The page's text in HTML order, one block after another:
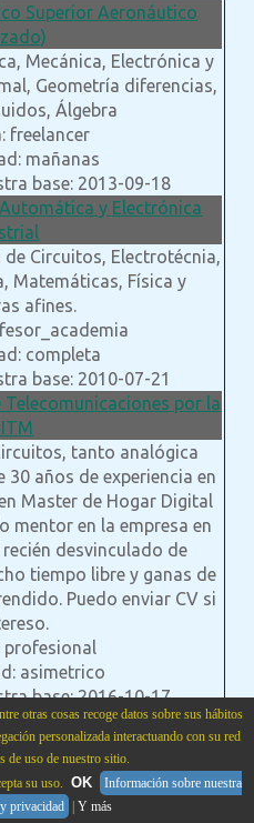
otras cosas recoge datos sobre sus hábitos
personalizada interactuando con su red
de uso de nuestro sitio.
su uso. OK
Información sobre nuestra
privacidad
Y más
Superior Aeronáutico
Mecánica, Electrónica y
Geometría diferencias,
Álgebra
freelancer
mañanas
base: 2013-09-18
y Electrónica
Circuitos, Electrotécnia,
Matemáticas, Física y
afines.
completa
base: 2010-07-21
Telecomunicaciones por la
tanto analógica
años de experiencia en
Master de Hogar Digital
mentor en la empresa en
desvinculado de
tiempo libre y ganas de
Puedo enviar CV si
profesional
asimetrico
base: 2016-10-17
Técnico Industrial en
Electrónica de cualquier
microprocesadores...
A nivél universitario